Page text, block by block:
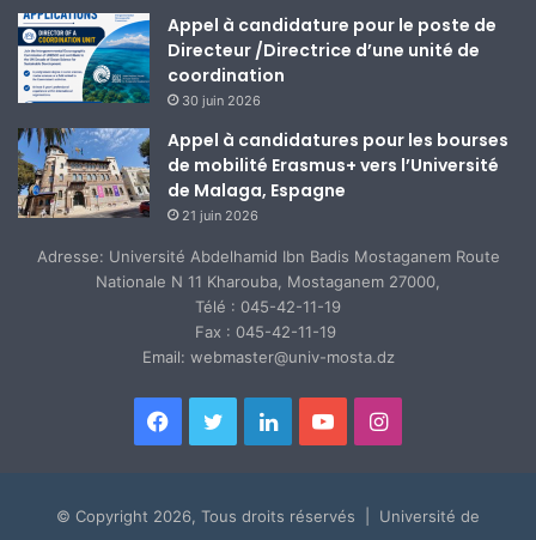
Appel à candidature pour le poste de
Directeur /Directrice d’une unité de
coordination
30 juin 2026
Appel à candidatures pour les bourses
de mobilité Erasmus+ vers l’Université
de Malaga, Espagne
21 juin 2026
Adresse: Université Abdelhamid Ibn Badis Mostaganem Route
Nationale N 11 Kharouba, Mostaganem 27000,
Télé : 045-42-11-19
Fax : 045-42-11-19
Email: webmaster@univ-mosta.dz
Facebook
TwitterLinkedinYouTubeInstagram
© Copyright 2026, Tous droits réservés | Université de